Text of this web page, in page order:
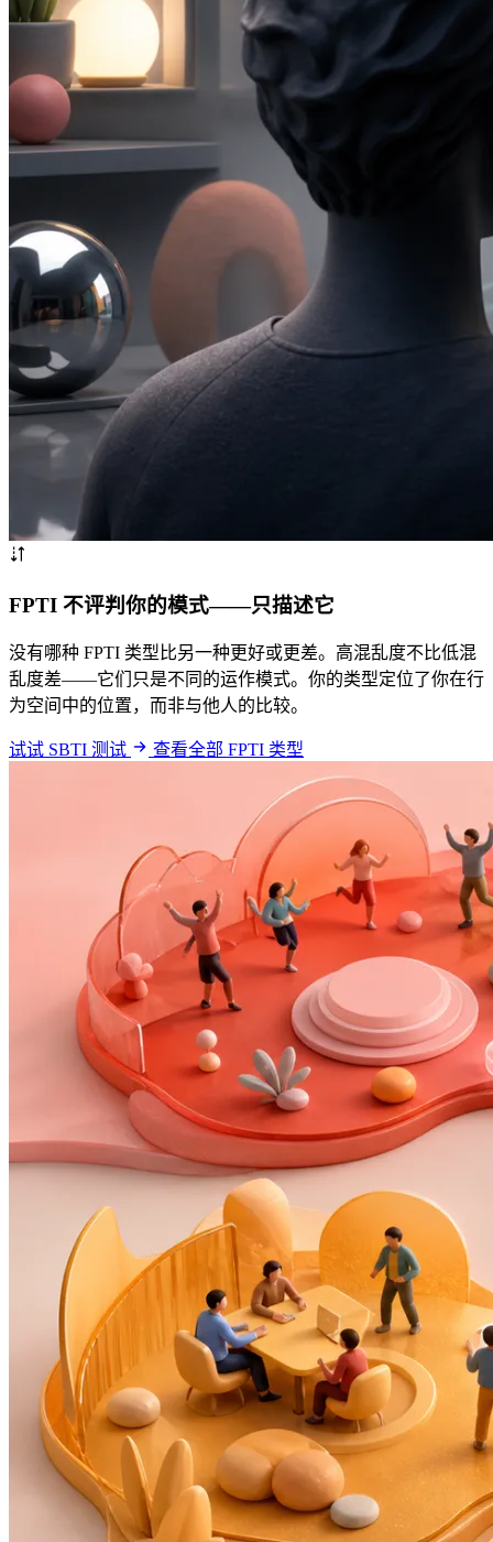
FPTI 不评判你的模式——只描述它
没有哪种 FPTI 类型比另一种更好或更差。高混乱度不比低混
乱度差——它们只是不同的运作模式。你的类型定位了你在行
为空间中的位置，而非与他人的比较。
试试 SBTI 测试 查看全部 FPTI 类型